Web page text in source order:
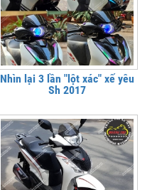
Nhìn lại 3 lần "lột xác" xế yêu
Sh 2017